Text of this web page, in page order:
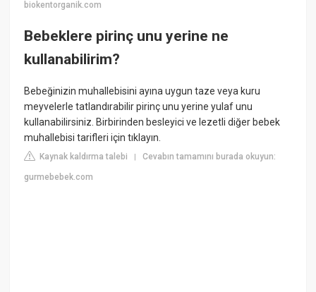
biokentorganik.com
Bebeklere pirinç unu yerine ne
kullanabilirim?
Bebeğinizin muhallebisini ayına uygun taze veya kuru
meyvelerle tatlandırabilir pirinç unu yerine yulaf unu
kullanabilirsiniz. Birbirinden besleyici ve lezetli diğer bebek
muhallebisi tarifleri için tıklayın.
Kaynak kaldırma talebi |Cevabın tamamını burada okuyun:
gurmebebek.com